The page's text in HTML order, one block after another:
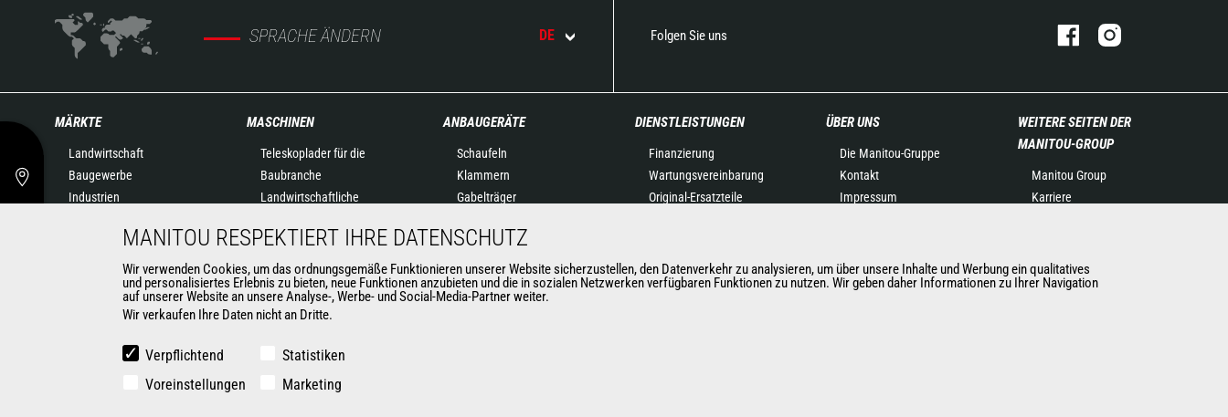
SPRACHE ÄNDERN DE Folgen Sie uns
MÄRKTE
Landwirtschaft
Baugewerbe
Industrien
Luftfahrtindustrie
Rüstungsindustrie
MASCHINEN
Teleskoplader für die
Baubranche
Landwirtschaftliche
Drehbare Teleskoplader
Knicklader
Hubarbeitsbühnen
Lagertechnik
Gabelstapler
Automatisierte Lösungen für
ANBAUGERÄTE
Schaufeln
Klammern
Gabelträger
Kranausleger
Arbeitskörbe
Betonkübel
DIENSTLEISTUNGEN
Finanzierung
Wartungsvereinbarung
Original-Ersatzteile
Schulung
ÜBER UNS
Die Manitou-Gruppe
Kontakt
Impressum
Neuigkeiten
Geschichte
WEITERE SEITEN DER
MANITOU-GROUP
Manitou Group
Karriere
Gehl
Manitou Group
MANITOU RESPEKTIERT IHRE DATENSCHUTZ
Wir verwenden Cookies, um das ordnungsgemäße Funktionieren unserer Website sicherzustellen, den Datenverkehr zu analysieren, um über unsere Inhalte und Werbung ein qualitatives
und personalisiertes Erlebnis zu bieten, neue Funktionen anzubieten und die in sozialen Netzwerken verfügbaren Funktionen zu nutzen. Wir geben daher Informationen zu Ihrer Navigation
auf unserer Website an unsere Analyse-, Werbe- und Social-Media-Partner weiter.
Wir verkaufen Ihre Daten nicht an Dritte.
Verpflichtend
Statistiken
Voreinstellungen
Marketing